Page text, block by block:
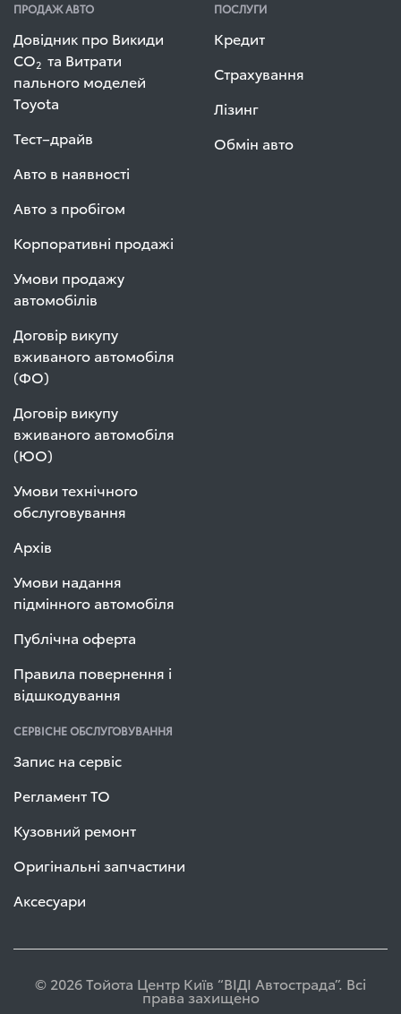
ПРОДАЖ АВТО
Довідник про Викиди
СО2 та Витрати
пального моделей
Toyota
Тест–драйв
Авто в наявності
Авто з пробігом
Корпоративні продажі
Умови продажу
автомобілів
Договір викупу
вживаного автомобіля
(ФО)
Договір викупу
вживаного автомобіля
(ЮО)
Умови технічного
обслуговування
Архів
Умови надання
підмінного автомобіля
Публічна оферта
Правила повернення і
відшкодування
ПОСЛУГИ
Кредит
Страхування
Лізинг
Обмін авто
СЕРВІСНЕ ОБСЛУГОВУВАННЯ
Запис на сервіс
Регламент ТО
Кузовний ремонт
Оригінальні запчастини
Аксесуари
© 2026 Тойота Центр Київ “ВІДІ Автострада”. Всі
права захищено